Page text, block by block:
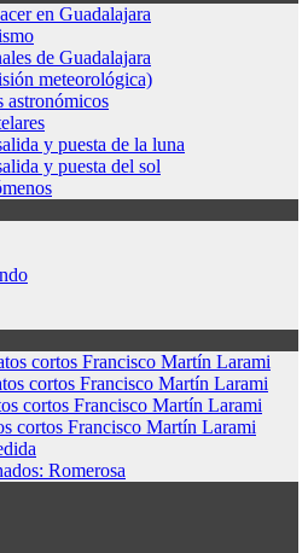
en Guadalajara
de Guadalajara
meteorológica)
astronómicos
y puesta de la luna
y puesta del sol
cortos Francisco Martín Larami
cortos Francisco Martín Larami
cortos Francisco Martín Larami
cortos Francisco Martín Larami
Romerosa